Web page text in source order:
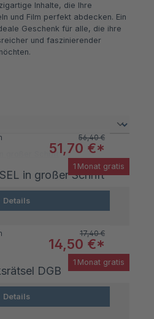
Inhalte, die Ihre
und Film perfekt abdecken. Ein
Geschenk für alle, die ihre
und faszinierender
1 Monat gratis
Regulärer Preis:
56,40 €
Verkaufspreis:
51,70 €*
in großer Schrift
Details
1 Monat gratis
Regulärer Preis:
17,40 €
Verkaufspreis:
14,50 €*
DGB
Details